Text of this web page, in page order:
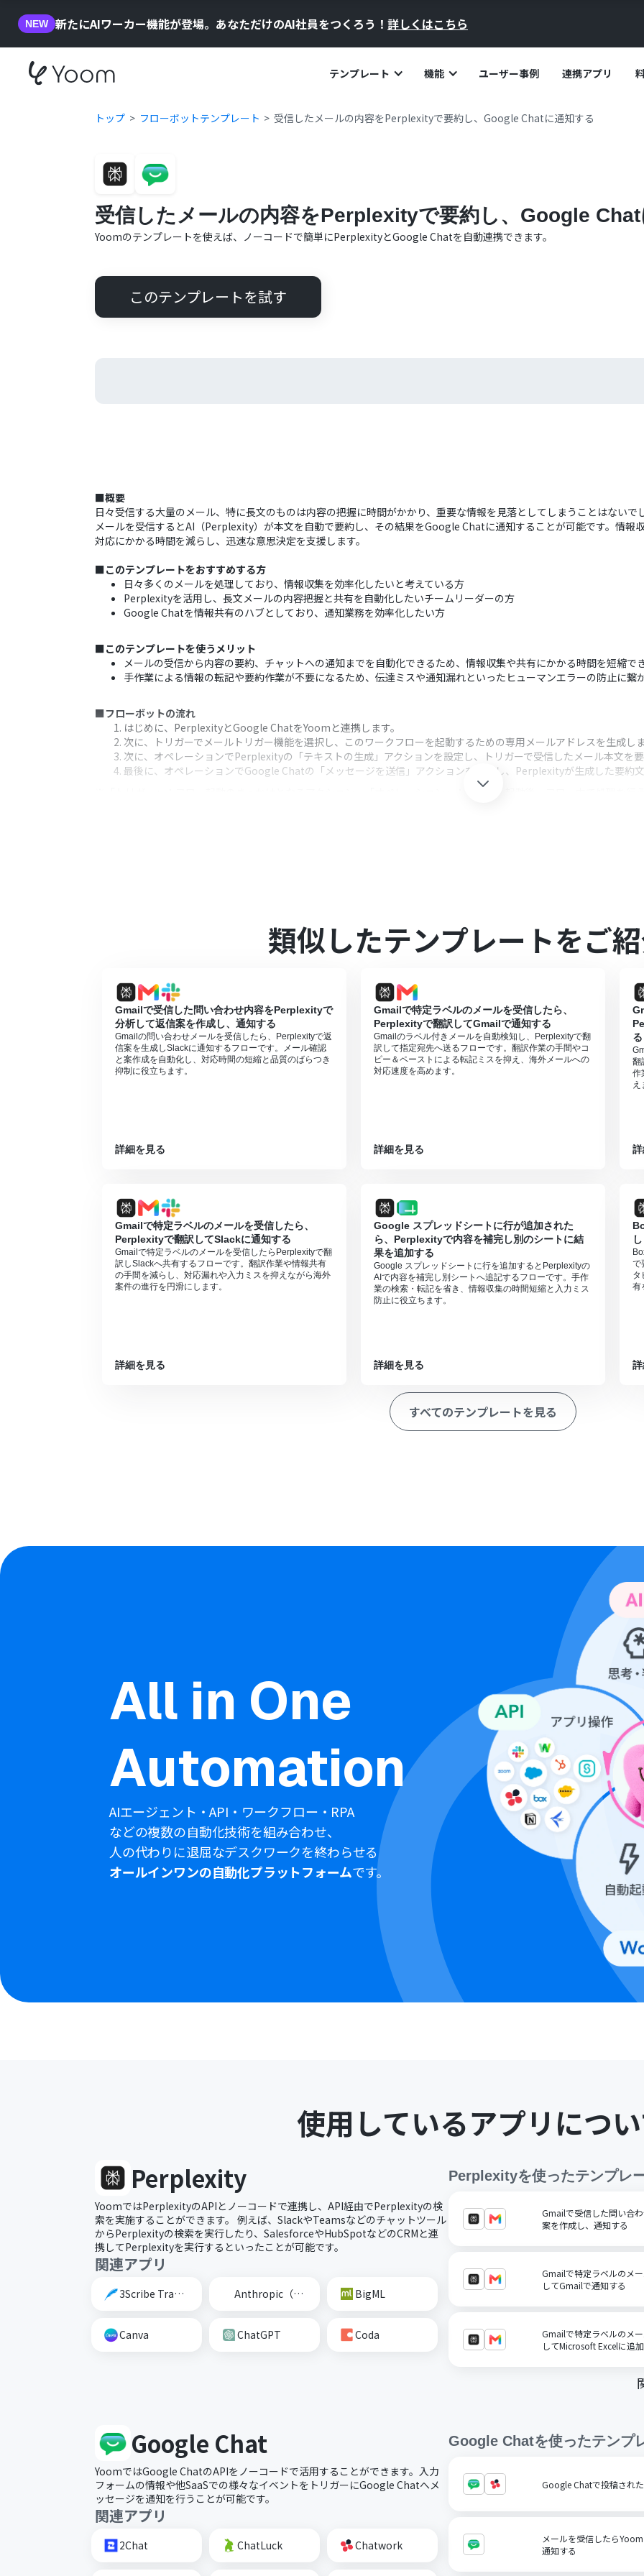
NEW 新たにAIワーカー機能が登場。あなただけのAI社員をつくろう！ 詳しくはこちら
テンプレート 機能 ユーザー事例 連携アプリ
トップ フローボットテンプレート 受信したメールの内容をPerplexityで要約し、Google Chatに通知する
受信したメールの内容をPerplexityで要約し、Google
Yoomのテンプレートを使えば、ノーコードで簡単にPerplexityとGoogle Chatを自動連携できます。
このテンプレートを試す
■概要
日々受信する大量のメール、特に長文のものは内容の把握に時間がかかり、重要な情報を見落としてしまうことはない
メールを受信するとAI（Perplexity）が本文を自動で要約し、その結果をGoogle Chatに通知することが可能です。情報
対応にかかる時間を減らし、迅速な意思決定を支援します。
■このテンプレートをおすすめする方
日々多くのメールを処理しており、情報収集を効率化したいと考えている方
Perplexityを活用し、長文メールの内容把握と共有を自動化したいチームリーダーの方
Google Chatを情報共有のハブとしており、通知業務を効率化したい方
■このテンプレートを使うメリット
メールの受信から内容の要約、チャットへの通知までを自動化できるため、情報収集や共有にかかる時間を短縮で
手作業による情報の転記や要約作業が不要になるため、伝達ミスや通知漏れといったヒューマンエラーの防止に繋
■フローボットの流れ
はじめに、PerplexityとGoogle ChatをYoomと連携します。
次に、トリガーでメールトリガー機能を選択し、このワークフローを起動するための専用メールアドレスを生成し
次に、オペレーションでPerplexityの「テキストの生成」アクションを設定し、トリガーで受信したメール本文を
最後に、オペレーションでGoogle Chatの「メッセージを送信」アクションを設定し、Perplexityが生成した要約
Perplexity、Google ChatのそれぞれとYoomを連携してください。
類似したテンプレートをご
Gmailで受信した問い合わせ内容をPerplexityで
分析して返信案を作成し、通知する
Gmailの問い合わせメールを受信したら、Perplexityで返
信案を生成しSlackに通知するフローです。メール確認
と案作成を自動化し、対応時間の短縮と品質のばらつき
抑制に役立ちます。
詳細を見る
Gmailで特定ラベルのメールを受信したら、
Perplexityで翻訳してGmailで通知する
Gmailのラベル付きメールを自動検知し、Perplexityで翻
訳して指定宛先へ送るフローです。翻訳作業の手間やコ
ピー＆ペーストによる転記ミスを抑え、海外メールへの
対応速度を高めます。
詳細を見る
る
翻
作
え
Gmailで特定ラベルのメールを受信したら、
Perplexityで翻訳してSlackに通知する
Gmailで特定ラベルのメールを受信したらPerplexityで翻
訳しSlackへ共有するフローです。翻訳作業や情報共有
の手間を減らし、対応漏れや入力ミスを抑えながら海外
案件の進行を円滑にします。
詳細を見る
Google スプレッドシートに行が追加された
ら、Perplexityで内容を補完し別のシートに結
果を追加する
Google スプレッドシートに行を追加するとPerplexityの
AIで内容を補完し別シートへ追記するフローです。手作
業の検索・転記を省き、情報収集の時間短縮と入力ミス
防止に役立ちます。
詳細を見る
で
タ
有
すべてのテンプレートを見る
All in One
Automation
AIエージェント・API・ワークフロー・RPA
などの複数の自動化技術を組み合わせ、
人の代わりに退屈なデスクワークを終わらせる
オールインワンの自動化プラットフォームです。
使用しているアプリにつ
Perplexity
YoomではPerplexityのAPIとノーコードで連携し、API経由でPerplexityの検
索を実施することができます。 例えば、SlackやTeamsなどのチャットツール
からPerplexityの検索を実行したり、SalesforceやHubSpotなどのCRMと連
携してPerplexityを実行するといったことが可能です。
関連アプリ
3Scribe Transcription Anthropic（Claude） BigML
Canva ChatGPT Coda
Perplexityを使ったテンプレ
Gmailで受信した問い合
案を作成し、通知する
Gmailで特定ラベルのメ
してGmailで通知する
Gmailで特定ラベルのメ
してMicrosoft Excelに追
Google Chat
YoomではGoogle ChatのAPIをノーコードで活用することができます。入力
フォームの情報や他SaaSでの様々なイベントをトリガーにGoogle Chatへメ
ッセージを通知を行うことが可能です。
関連アプリ
2Chat ChatLuck Chatwork
Google Chatを使ったテンプ
Google Chatで投稿され
メールを受信したら
通知する